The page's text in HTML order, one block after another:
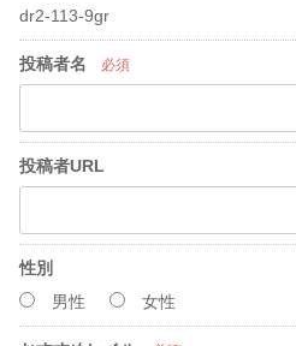
dr2-113-9gr
投稿者名 必須
投稿者URL
性別
男性
女性